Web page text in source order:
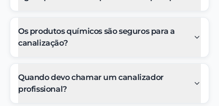
Os produtos químicos são seguros para a
canalização?
Quando devo chamar um canalizador
profissional?